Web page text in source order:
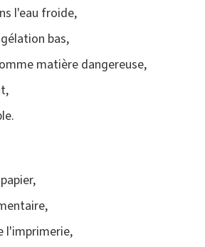
l'eau froide,
bas,
matière dangereuse,
l'imprimerie,